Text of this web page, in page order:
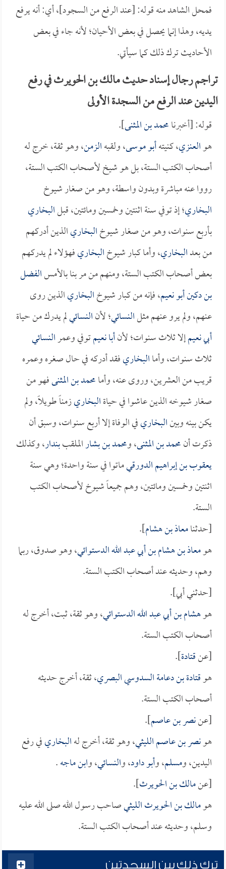
فمحل الشاهد منه قوله: [عند الرفع من السجود]، أي: أنه يرفع
يديه، وهذا إنما يحصل في بعض الأحيان؛ لأنه جاء في بعض
الأحاديث ترك ذلك كما سيأتي.
تراجم رجال إسناد حديث مالك بن الحويرث في رفع
اليدين عند الرفع من السجدة الأولى
قوله: [أخبرنامحمد بن المثنى].
هوالعنزي، كنيتهأبو موسى، ولقبهالزمن، وهو ثقة، خرج له
أصحاب الكتب الستة، بل هو شيخ لأصحاب الكتب الستة،
رووا عنه مباشرة وبدون واسطة، وهو من صغار شيوخ
البخاري؛ إذ توفي سنة اثنتين وخمسين ومائتين، قبلالبخاري
بأربع سنوات، وهو من صغار شيوخالبخاريالذين أدركهم
من بعدالبخاري، وأما كبار شيوخالبخاريفهؤلاء لم يدركهم
بعض أصحاب الكتب الستة، ومنهم من مر بنا بالأمسالفضل
بن دكين أبو نعيم، فإنه من كبار شيوخالبخاريالذين روى
عنهم، ولم يرو عنهم مثلالنسائي؛ لأنالنسائيلم يدرك من حياة
أبي نعيمإلا ثلاث سنوات؛ لأنأبا نعيمتوفي وعمرالنسائي
ثلاث سنوات، وأماالبخاريفقد أدركه في حال صغره وعمره
قريب من العشرين، وروى عنه، وأمامحمد بن المثنىفهو من
صغار شيوخه الذين عاشوا في حياةالبخاريزمناً طويلاً، ولم
يكن بينه وبينالبخاريفي الوفاة إلا أربع سنوات، وسبق أن
ذكرت أنمحمد بن المثنى، ومحمد بن بشارالملقببندار، وكذلك
يعقوب بن إبراهيم الدورقيماتوا في سنة واحدة؛ وهي سنة
اثنتين وخمسين ومائتين، وهم جميعاً شيوخ لأصحاب الكتب
الستة.
[حدثنامعاذ بن هشام].
هومعاذ بن هشام بن أبي عبد الله الدستوائي، وهو صدوق، ربما
وهم، وحديثه عند أصحاب الكتب الستة.
[حدثني أبي].
هوهشام بن أبي عبد الله الدستوائي، وهو ثقة، ثبت، أخرج له
أصحاب الكتب الستة.
[عنقتادة].
هوقتادة بن دعامة السدوسي البصري، ثقة، أخرج حديثه
أصحاب الكتب الستة.
[عننصر بن عاصم].
هونصر بن عاصم الليثي، وهو ثقة، أخرج لهالبخاريفي رفع
اليدين، ومسلم، وأبو داود، والنسائي، وابن ماجه.
[عنمالك بن الحويرث].
هومالك بن الحويرث الليثيصاحب رسول الله صلى الله عليه
وسلم، وحديثه عند أصحاب الكتب الستة.
ترك ذلك بين السجدتين